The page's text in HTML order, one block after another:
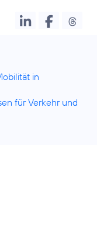
in
für Verkehr und